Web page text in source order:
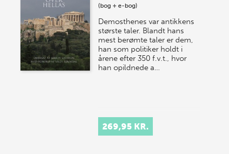
(bog + e-bog)
Demosthenes var antikkens
største taler. Blandt hans
mest berømte taler er dem,
han som politiker holdt i
årene efter 350 f.v.t., hvor
han opildnede a…
269,95 KR.